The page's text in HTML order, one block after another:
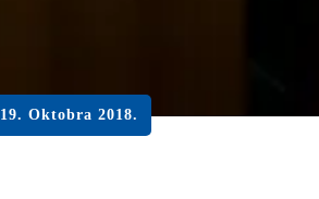
19. Oktobra 2018.